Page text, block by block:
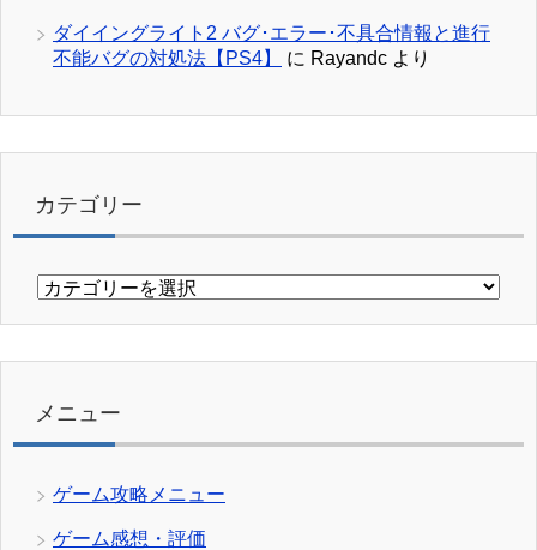
ダイイングライト2 バグ･エラー･不具合情報と進行
不能バグの対処法【PS4】
に Rayandc より
カテゴリー
カ
リ
メニュー
ゲーム攻略メニュー
ゲーム感想・評価